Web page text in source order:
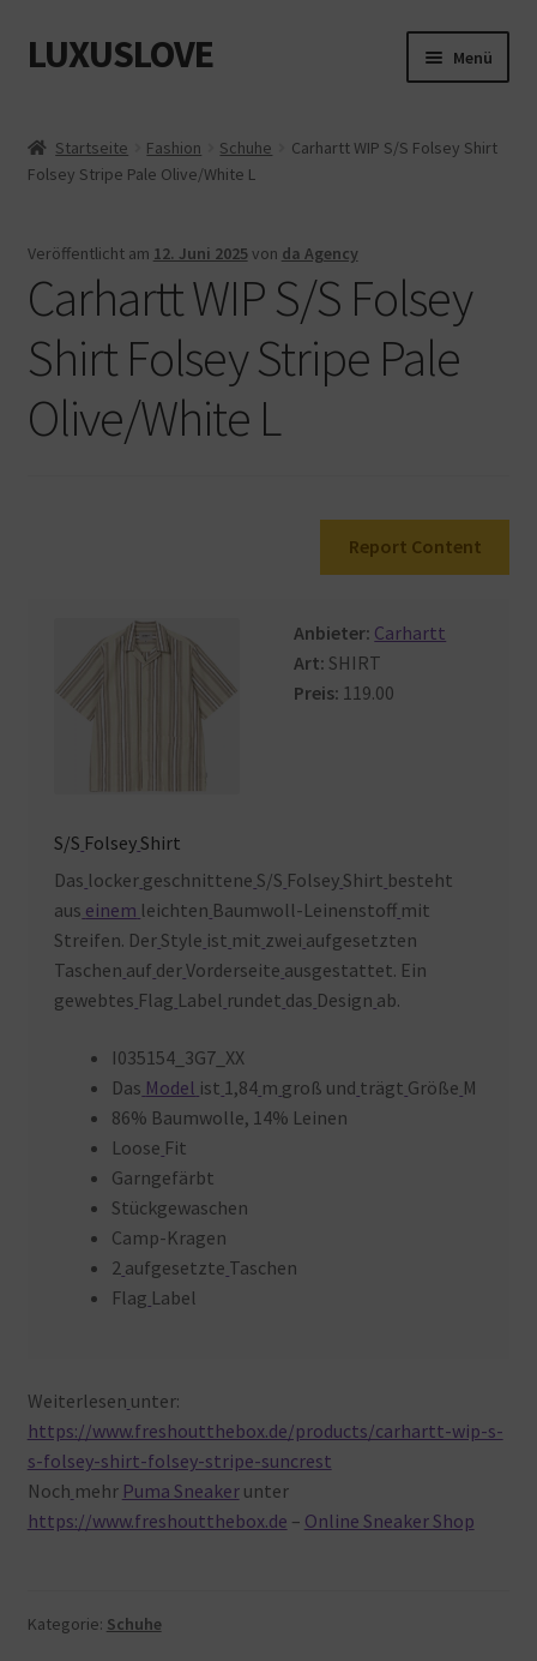
Zur
Navigation
Zum
Inhalt
LUXUSLOVE Menü
Cookie-Richtlinie (EU)
Datenschutz
Impressum
Kasse
Mein Konto
Startseite Fashion Schuhe
Carhartt WIP S/S Folsey Shirt
Folsey Stripe Pale Olive/White L
Veröffentlicht am 12. Juni 2025von da Agency
Carhartt WIP S/S Folsey
Shirt Folsey Stripe Pale
Olive/White L
Report Content
Anbieter: Carhartt
Art: SHIRT
Preis: 119.00
S/S FolseyShirt
Das locker geschnittene S/S Folsey Shirt besteht
aus einem leichten Baumwoll-Leinenstoff mit
Streifen. Der Style ist mit zwei aufgesetzten
Taschen auf derVorderseite ausgestattet. Ein
gewebtes Flag Label rundet das Design ab.
I035154_3G7_XX
Das Model ist 1,84 m groß und trägt Größe M
86% Baumwolle, 14% Leinen
Loose Fit
Garngefärbt
Stückgewaschen
Camp-Kragen
2 aufgesetzte Taschen
Flag Label
Weiterlesen unter:
https://www.freshoutthebox.de/products/carhartt-wip-s-
s-folsey-shirt-folsey-stripe-suncrest
Noch mehr Puma Sneakerunter
https://www.freshoutthebox.de – Online Sneaker Shop
Kategorie: Schuhe